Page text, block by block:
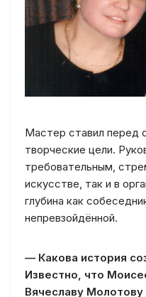
Мастер ставил перед
творческие цели.
требовательным,
искусстве, так и в
глубина как
непревзойдённой.
— Какова история
Известно, что
Вячеславу